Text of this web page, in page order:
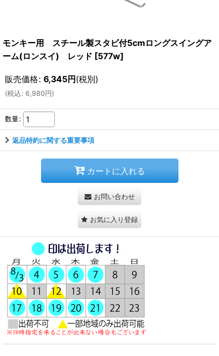
モンキー用 スチール製スタビ付5cmロングスイングア
ーム(ロンスイ) レッド [577w]
販売価格: 6,345円(税別)
(税込: 6,980円)
数量:
返品特約に関する重要事項
カートに入れる
お問い合わせ
お気に入り登録